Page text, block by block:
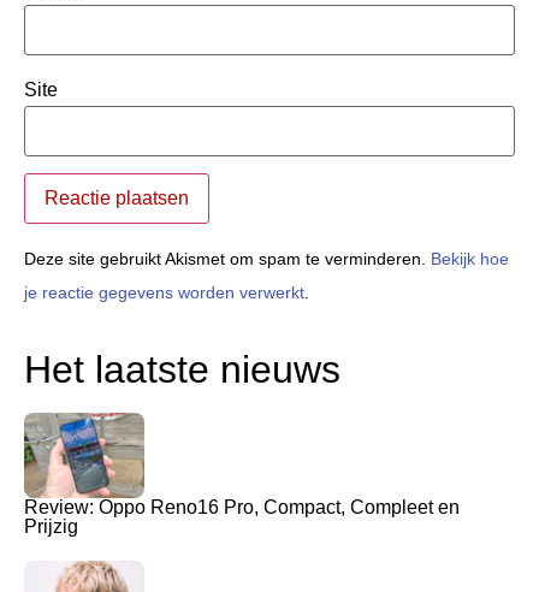
Site
Deze site gebruikt Akismet om spam te verminderen. Bekijk hoe
je reactie gegevens worden verwerkt
Het laatste nieuws
Review: Oppo Reno16 Pro, Compact, Compleet en
Prijzig